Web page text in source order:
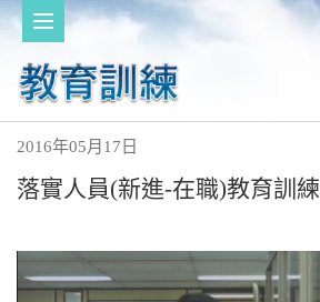
2016年05月17日
落實人員(新進-在職)教育訓練